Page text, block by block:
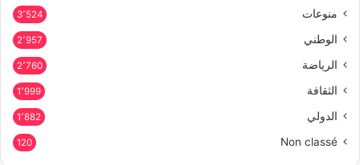
منوعات 3٬524
الوطني 2٬957
الرياضة 2٬760
الثقافة 1٬999
الدولي 1٬882
Non classé
120